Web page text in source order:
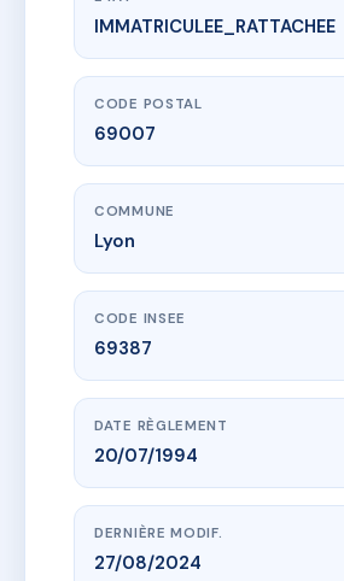
www.vme.plus/AF2012698
LE SAINT ALIX
7 r du beguin
IMMATRICULEE_RATTACHEE
CODE POSTAL
69007
COMMUNE
Lyon
CODE INSEE
69387
DATE RÈGLEMENT
20/07/1994
DERNIÈRE MODIF.
27/08/2024